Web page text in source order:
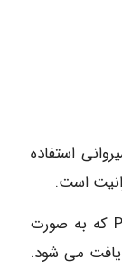
استفاده
است.
ورق های ایرانیت با مواد از بست و PVC که به صورت
یافت می شود.